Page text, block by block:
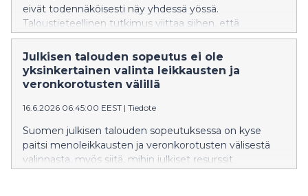
eivät todennäköisesti näy yhdessä yössä.
Taloustieteellinen tutkimus viittaa siihen, että
suurimmat vaikutukset syntyvät viiveellä, kun yritykset
uudistavat toimintatapojaan, tuotteitaan ja
liiketoimintamallejaan uuden teknologian ympärille.
Suomen kannalta ratkaisevaa on, onnistuuko talous
kasvuyritykset pääsevät skaalautumaan.
Julkisen talouden sopeutus ei ole
yksinkertainen valinta leikkausten ja
veronkorotusten välillä
16.6.2026 06:45:00 EEST | Tiedote
Suomen julkisen talouden sopeutuksessa on kyse
paitsi menoleikkausten ja veronkorotusten välisestä
valinnasta, myös siitä, mihin julkiset resurssit